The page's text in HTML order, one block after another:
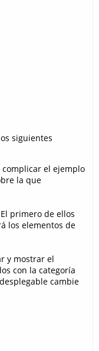
siguientes
el ejemplo
la que
primero de ellos
los elementos de
y mostrar el
con la categoría
cambie